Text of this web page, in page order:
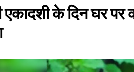
एकादशी के दिन घर पर